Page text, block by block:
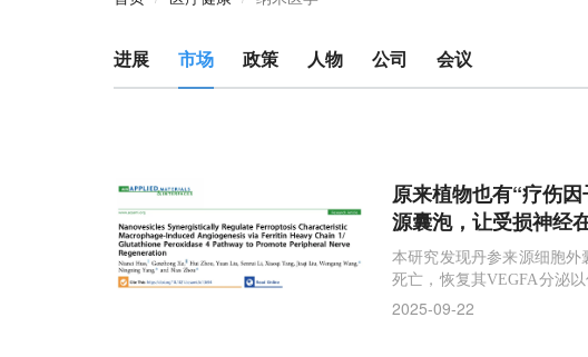
进展 市场 政策 人物 公司 会议
原来植物也有“疗伤
源囊泡，让受损神经
本研究发现丹参来源细胞外
死亡，恢复其VEGFA分泌
复。
2025-09-22